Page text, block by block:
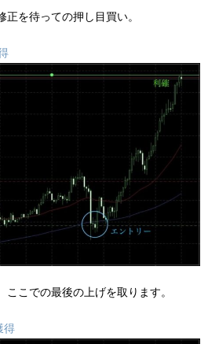
を待っての押し目買い。
こでの最後の上げを取ります。
得